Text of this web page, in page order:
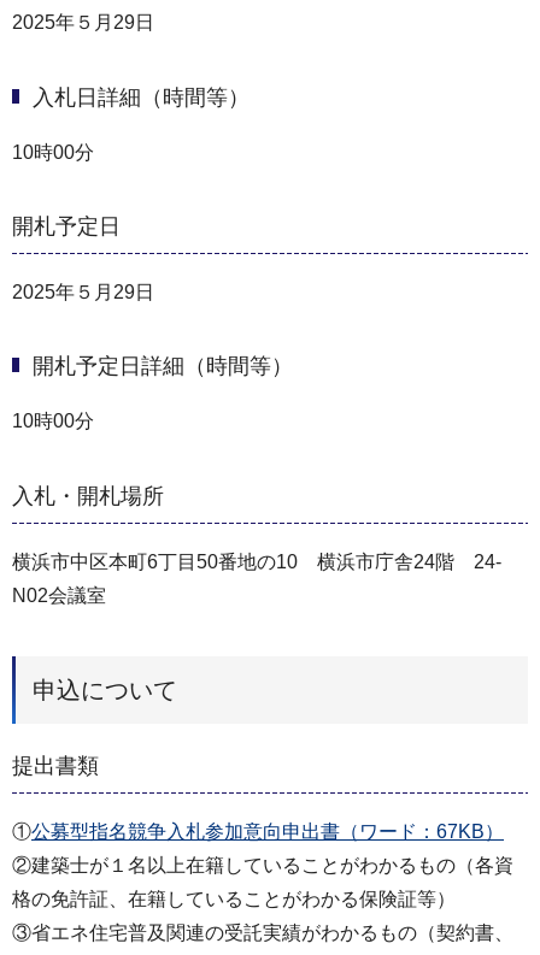
2025年５月29日
入札日詳細（時間等）
10時00分
開札予定日
2025年５月29日
開札予定日詳細（時間等）
10時00分
入札・開札場所
横浜市中区本町6丁目50番地の10 横浜市庁舎24階 24-
N02会議室
申込について
提出書類
①公募型指名競争入札参加意向申出書（ワード：67KB）
②建築士が１名以上在籍していることがわかるもの（各資
格の免許証、在籍していることがわかる保険証等）
③省エネ住宅普及関連の受託実績がわかるもの（契約書、